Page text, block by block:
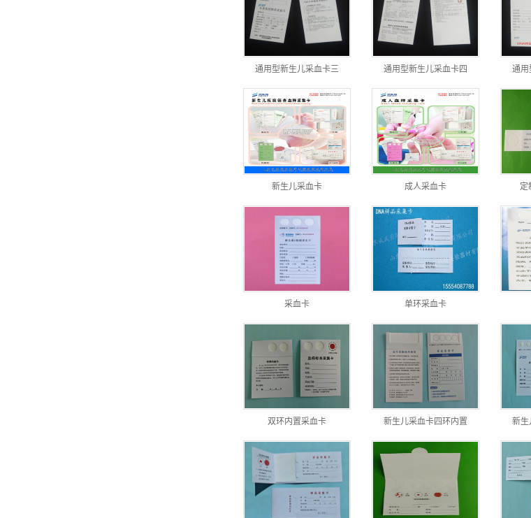
通用型新生儿采血卡三 通用型新生儿采血卡四 通用
新生儿采血卡 成人采血卡 定
采血卡 单环采血卡
双环内置采血卡 新生儿采血卡四环内置 新生